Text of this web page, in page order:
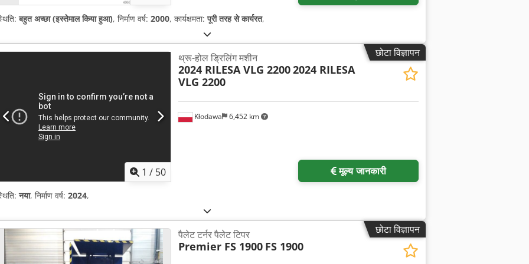
बहुत अच्छा (इस्तेमाल किया हुआ), निर्माण वर्ष: 2000, कार्यक्षमता:पूरी तरह से कार्यरत,
छोटा विज्ञापन
1 / 50
Kłodawa 6,452 km
थ्रू-होल ड्रिलिंग मशीन
2024 RILESA VLG 22002024 RILESA
VLG 2200
मूल्य जानकारी
नया, निर्माण वर्ष: 2024,
छोटा विज्ञापन
पैलेट टर्नर पैलेट टिपर
Premier FS 1900 FS 1900